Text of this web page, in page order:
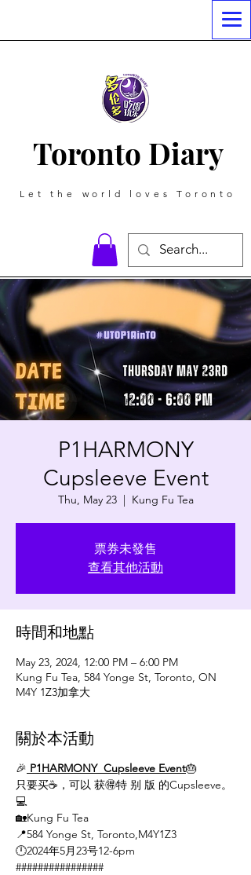
Toronto Diary
Let the world loves Toronto
P1HARMONY
Cupsleeve Event
Thu, May 23
  |
Kung Fu Tea
票券未發售
查看其他活動
時間和地點
May 23, 2024, 12:00 PM – 6:00 PM
Kung Fu Tea, 584 Yonge St, Toronto, ON
M4Y 1Z3加拿大
關於本活動
🎉 P1HARMONY Cupsleeve Event🎂
只要买☕️，可以 获🉐️特 别 版 的Cupsleeve。
💻
🏡Kung Fu Tea
📍584 Yonge St, Toronto,M4Y1Z3
🕛2024年5月23号12-6pm
################